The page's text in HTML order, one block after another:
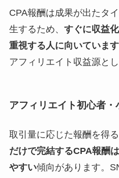
CPA報酬は成果が出たタ
生するため、 すぐに収益
重視する人に向いています
アフィリエイト収益源とし
アフィリエイト初心者
取引量に応じた報酬を得る
だけで完結するCPA報酬
やすい傾向があります。